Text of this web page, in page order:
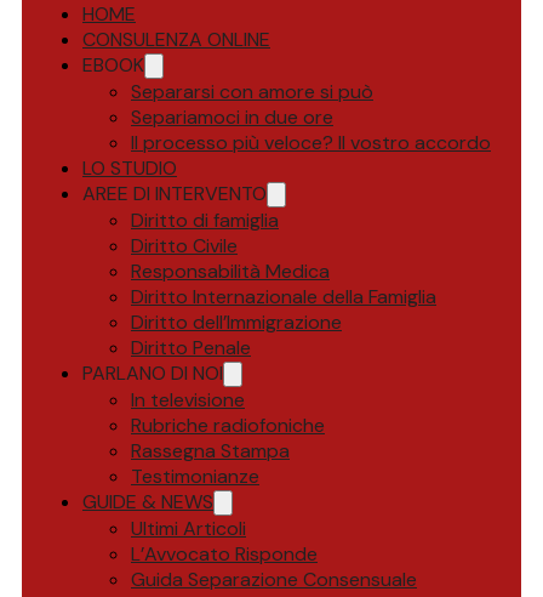
HOME
CONSULENZA ONLINE
EBOOK
Separarsi con amore si può
Separiamoci in due ore
Il processo più veloce? Il vostro accordo
LO STUDIO
AREE DI INTERVENTO
Diritto di famiglia
Diritto Civile
Responsabilità Medica
Diritto Internazionale della Famiglia
Diritto dell’Immigrazione
Diritto Penale
PARLANO DI NOI
In televisione
Rubriche radiofoniche
Rassegna Stampa
Testimonianze
GUIDE & NEWS
Ultimi Articoli
L’Avvocato Risponde
Guida Separazione Consensuale